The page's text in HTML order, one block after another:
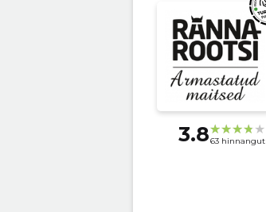
3.863 hinnangut